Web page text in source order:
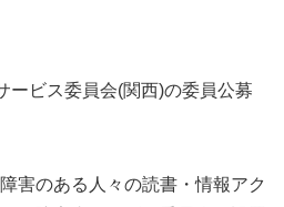
ービス委員会(関西)の委員公募
害のある人々の読書・情報アク